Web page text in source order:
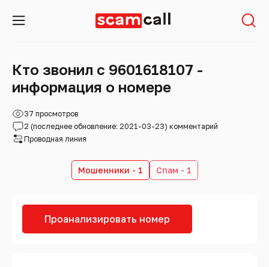
Кто звонил с 9601618107 -
информация о номере
37 просмотров
2 (последнее обновление: 2021-03-23) комментарий
Проводная линия
Мошенники - 1 Спам - 1
Проанализировать номер